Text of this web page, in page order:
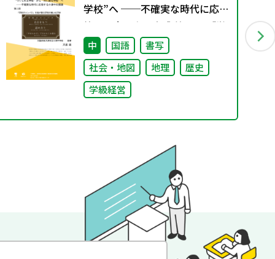
学校”へ ──不確実な時代に応
答する小津中の実践 第二回 「学
校のコンパス」生徒が創る学校
の最上位方針
中 国語
書写
社会・地図
地理
歴史
学級経営